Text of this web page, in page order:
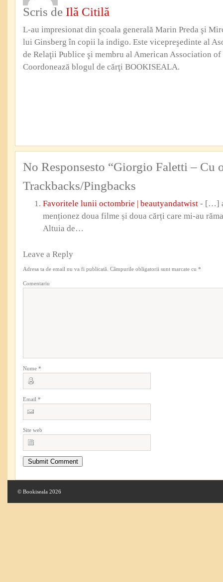
Scris de Ilă Citilă
L-au impresionat din şcoala generală Marin Preda şi
lui Ginsberg în copii la indigo. Este vicepreşedinte al
de Relaţii Publice şi membru al American Association
Coordonează blogul de cărţi BOOKISEALA.
No Responsesto “Giorgio Faletti – Cu
Trackbacks/Pingbacks
Favoritele lunii octombrie | beautyandatwist - […]
menționez doua filme și doua cărți care mi-au
Altuia de…
Leave a Reply
Adresa ta de email nu va fi publicată. Câmpurile obligatorii sunt marcate cu *
Comentariu
Nume *
Email *
Site web
© Bookiseala 2026